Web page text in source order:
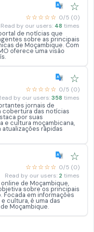
☆
☆☆☆☆☆ 0/5 (0)
Read by our users: 48 times
de notícias que
sobre as principais
de Moçambique. Com
oferece uma visão
☆
☆☆☆☆☆ 0/5 (0)
by our users:358 times
jornais de
cobertura das notícias
por suas
e cultura moçambicana,
rápidas
☆
☆☆☆☆☆ 0/5 (0)
Read by our users: 2 times
de Moçambique,
sobre os principais
em informações
cultura, é uma das
Moçambique.